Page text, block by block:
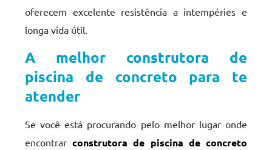
oferecem excelente resistência a intempéries e
longa vida útil.
A melhor construtora de
piscina de concreto para te
atender
Se você está procurando pelo melhor lugar onde
encontrarconstrutora de piscina de concreto